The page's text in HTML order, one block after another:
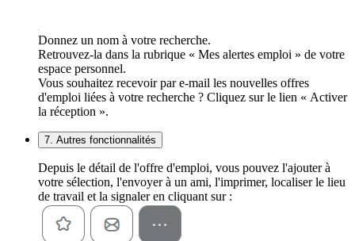
Donnez un nom à votre recherche.
Retrouvez-la dans la rubrique « Mes alertes emploi » de votre
espace personnel.
Vous souhaitez recevoir par e-mail les nouvelles offres
d'emploi liées à votre recherche ? Cliquez sur le lien « Activer
la réception ».
7. Autres fonctionnalités
Depuis le détail de l'offre d'emploi, vous pouvez l'ajouter à
votre sélection, l'envoyer à un ami, l'imprimer, localiser le lieu
de travail et la signaler en cliquant sur :